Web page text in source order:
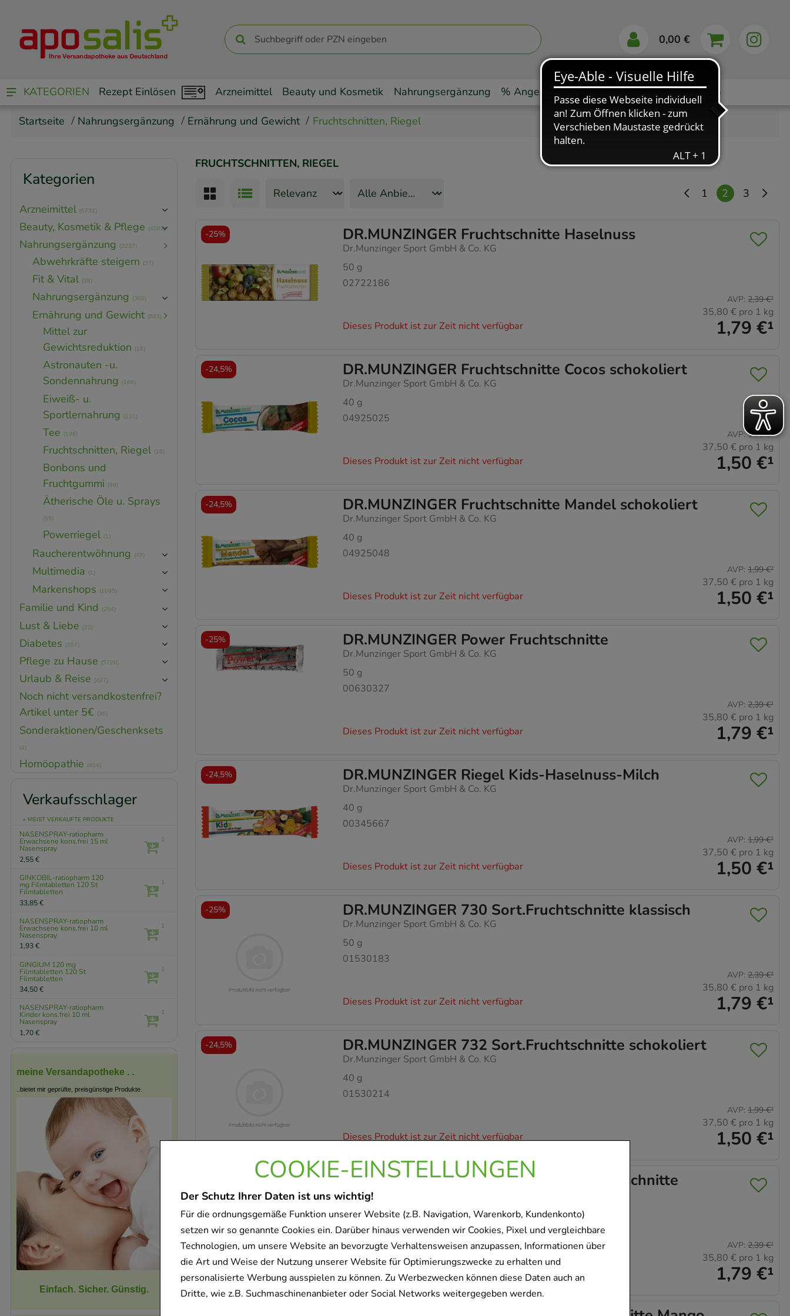
COOKIE-EINSTELLUNGEN
Der Schutz Ihrer Daten ist uns wichtig!
Für die ordnungsgemäße Funktion unserer Website (z.B. Navigation, Warenkorb, Kundenkonto)
setzen wir so genannte Cookies ein. Darüber hinaus verwenden wir Cookies, Pixel und vergleichbare
Technologien, um unsere Website an bevorzugte Verhaltensweisen anzupassen, Informationen über
die Art und Weise der Nutzung unserer Website für Optimierungszwecke zu erhalten und
personalisierte Werbung ausspielen zu können. Zu Werbezwecken können diese Daten auch an
Dritte, wie z.B. Suchmaschinenanbieter oder Social Networks weitergegeben werden.
0,00 €
KATEGORIEN Rezept Einlösen Arzneimittel Beauty und Kosmetik Nahrungsergänzung % Angebote Markenshops Ratgeber App
Startseite Nahrungsergänzung Ernährung und Gewicht Fruchtschnitten, Riegel
FRUCHTSCHNITTEN, RIEGEL
1 2 3
DR.MUNZINGER Fruchtschnitte Haselnuss
Dr.Munzinger Sport GmbH & Co. KG
50 g
02722186
Dieses Produkt ist zur Zeit nicht verfügbar 1,79 €¹
AVP: 2,39 €²
35,80 € pro 1 kg
-25%
DR.MUNZINGER Fruchtschnitte Cocos schokoliert
Dr.Munzinger Sport GmbH & Co. KG
40 g
04925025
Dieses Produkt ist zur Zeit nicht verfügbar 1,50 €¹
AVP:1,99 €²
37,50 € pro 1 kg
-24,5%
DR.MUNZINGER Fruchtschnitte Mandel schokoliert
Dr.Munzinger Sport GmbH & Co. KG
40 g
04925048
Dieses Produkt ist zur Zeit nicht verfügbar 1,50 €¹
AVP: 1,99 €²
37,50 € pro 1 kg
-24,5%
DR.MUNZINGER Power Fruchtschnitte
Dr.Munzinger Sport GmbH & Co. KG
50 g
00630327
Dieses Produkt ist zur Zeit nicht verfügbar 1,79 €¹
AVP: 2,39 €²
35,80 € pro 1 kg
-25%
DR.MUNZINGER Riegel Kids-Haselnuss-Milch
Dr.Munzinger Sport GmbH & Co. KG
40 g
00345667
Dieses Produkt ist zur Zeit nicht verfügbar 1,50 €¹
AVP: 1,99 €²
37,50 € pro 1 kg
-24,5%
DR.MUNZINGER 730 Sort.Fruchtschnitte klassisch
Dr.Munzinger Sport GmbH & Co. KG
50 g
01530183
Dieses Produkt ist zur Zeit nicht verfügbar 1,79 €¹
AVP: 2,39 €²
35,80 € pro 1 kg
-25%
DR.MUNZINGER 732 Sort.Fruchtschnitte schokoliert
Dr.Munzinger Sport GmbH & Co. KG
40 g
01530214
Dieses Produkt ist zur Zeit nicht verfügbar 1,50 €¹
AVP: 1,99 €²
37,50 € pro 1 kg
-24,5%
DR.MUNZINGER 599 Sort.Fitness Fruchtschnitte
Dr.Munzinger Sport GmbH & Co. KG
50g
04111386
Dieses Produkt ist zur Zeit nicht verfügbar 1,79 €¹
AVP: 2,39 €²
35,80 € pro 1 kg
Kategorien
Arzneimittel (6731)
Beauty, Kosmetik & Pflege (4082)
Nahrungsergänzung (2237)
Abwehrkräfte steigern (57)
Fit & Vital (38)
Nahrungsergänzung (300)
Ernährung und Gewicht (683)
Mittel zur
Gewichtsreduktion
(16)
Astronauten -u.
Sondennahrung
(166)
Eiweiß- u.
Sportlernahrung
(131)
Tee (196)
Fruchtschnitten, Riegel (19)
Bonbons und
Fruchtgummi
(99)
Ätherische Öle u. Sprays
(55)
Powerriegel (1)
Raucherentwöhnung (49)
Multimedia (1)
Markenshops (1095)
Familie und Kind (284)
Lust & Liebe (32)
Diabetes (207)
Pflege zu Hause (5728)
Urlaub & Reise (427)
Noch nicht versandkostenfrei?
Artikel unter 5€ (36)
Sonderaktionen/Geschenksets
(4)
Homöopathie (404)
Verkaufsschlager
» MEIST VERKAUFTE PRODUKTE
NASENSPRAY-ratiopharm
Erwachsene kons.frei 15 ml
Nasenspray
2,55 €
1
GINKOBIL-ratiopharm 120
mg Filmtabletten 120 St
Filmtabletten
33,85 €
1
NASENSPRAY-ratiopharm
Erwachsene kons.frei 10 ml
Nasenspray
1,93 €
1
GINGIUM 120 mg
Filmtabletten 120 St
Filmtabletten
34,50 €
1
NASENSPRAY-ratiopharm
Kinder kons.frei 10 ml
Nasenspray
1,70 €
1
meine Versandapotheke . .
..bietet mir geprüfte, preisgünstige Produkte.
Einfach. Sicher. Günstig.